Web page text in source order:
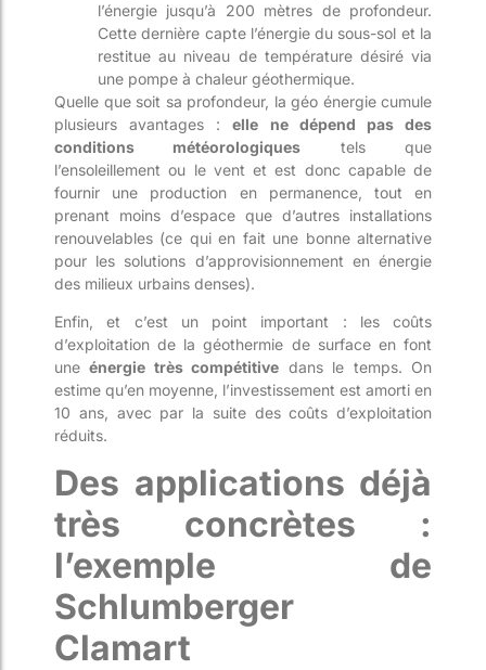
l’énergie jusqu’à 200 mètres de profondeur.
Cette dernière capte l’énergie du sous-sol et la
restitue au niveau de température désiré via
une pompe à chaleur géothermique.
Quelle que soit sa profondeur, la géo énergie cumule
plusieurs avantages :elle ne dépend pas des
conditions météorologiques tels que
l’ensoleillement ou le vent et est donc capable de
fournir une production en permanence, tout en
prenant moins d’espace que d’autres installations
renouvelables (ce qui en fait une bonne alternative
pour les solutions d’approvisionnement en énergie
des milieux urbains denses).
Enfin, et c’est un point important : les coûts
d’exploitation de la géothermie de surface en font
uneénergie très compétitive dans le temps. On
estime qu’en moyenne, l’investissement est amorti en
10 ans, avec par la suite des coûts d’exploitation
réduits.
Des applications déjà
très concrètes :
l’exemple de
Schlumberger
Clamart